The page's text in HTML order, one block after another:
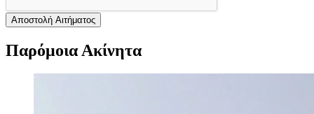
Αποστολή Αιτήματος
Παρόμοια Ακίνητα